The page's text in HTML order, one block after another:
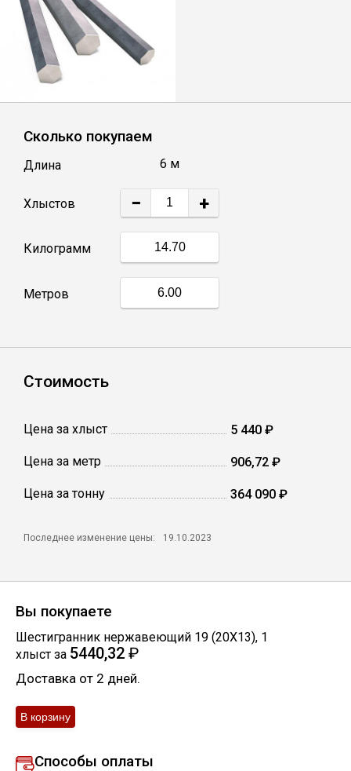
Балка
Катанка
Профлист
Винтовые сваи
Сетка кладочная
Круги абразивные
Скобо-гибочные изделия
Остальное
Сколько покупаем
Длина 6 м
Хлыстов − +
Килограмм
Метров
Стоимость
Цена за хлыст 5 440 ₽
Цена за метр 906,72 ₽
Цена за тонну 364 090 ₽
Последнее изменение цены: 19.10.2023
Вы покупаете
Шестигранник нержавеющий 19 (20Х13), 1
хлыст за 5440,32 ₽
Доставка от 2 дней.
Способы оплаты